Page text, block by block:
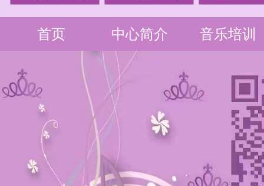
首页 中心简介 音乐培训